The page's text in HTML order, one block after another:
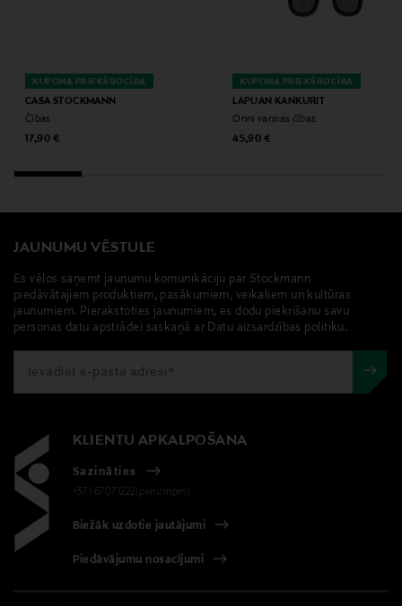
KUPONA PRIEKŠROCĪBA
CASA STOCKMANN
Čības
Original Price
17,90 €
KUPONA PRIEKŠROCĪBA
LAPUAN KANKURIT
Onni vannas čības
Original Price
45,90 €
JAUNUMU VĒSTULE
Es vēlos saņemt jaunumu komunikāciju par Stockmann
piedāvātajiem produktiem, pasākumiem, veikaliem un kultūras
jaunumiem. Pierakstoties jaunumiem, es dodu piekrišanu savu
personas datu apstrādei saskaņā ar Datu aizsardzības politiku.
KLIENTU APKALPOŠANA
Sazināties
+371 67071222(pvm/mpm)
Biežāk uzdotie jautājumi
Piedāvājumu nosacījumi